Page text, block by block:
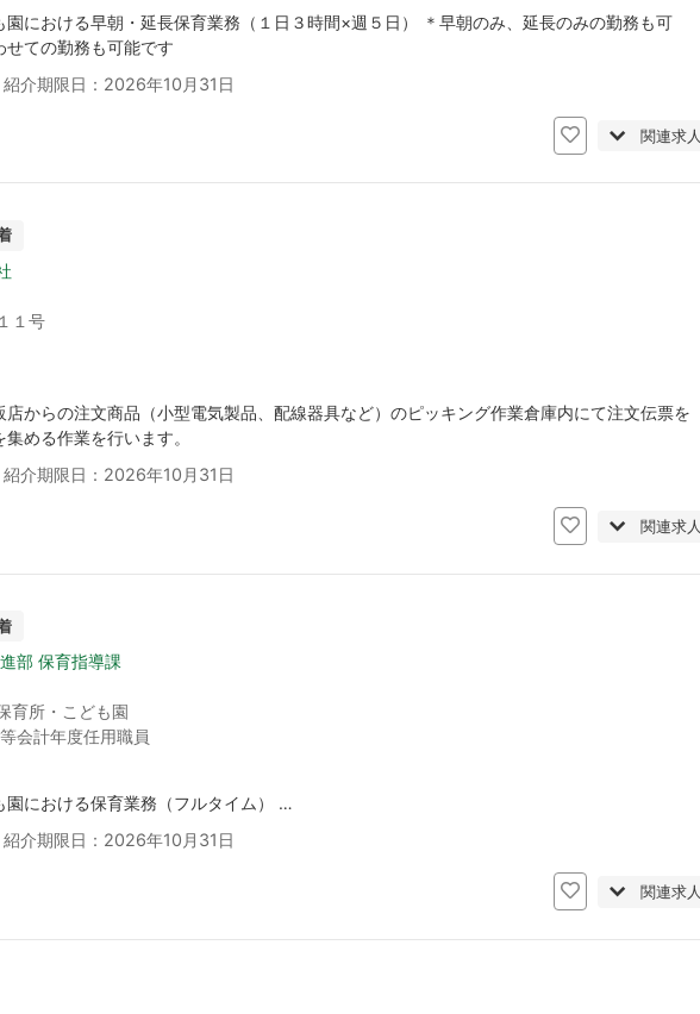
における早朝・延長保育業務（１日３時間×週５日） ＊早朝のみ、延長のみの勤務も可
ての勤務も可能です
介期限日：2026年10月31日
関連求人
１号
からの注文商品（小型電気製品、配線器具など）のピッキング作業倉庫内にて注文伝票を
める作業を行います。
介期限日：2026年10月31日
関連求人
部 保育指導課
育所・こども園
会計年度任用職員
園における保育業務（フルタイム） …
介期限日：2026年10月31日
関連求人